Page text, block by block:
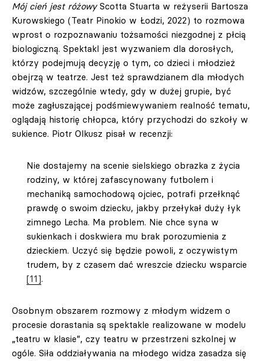
Mój cień jest różowyScotta Stuarta w reżyserii Bartosza
Kurowskiego (Teatr Pinokio w Łodzi, 2022) to rozmowa
wprost o rozpoznawaniu tożsamości niezgodnej z płcią
biologiczną. Spektakl jest wyzwaniem dla dorosłych,
którzy podejmują decyzję o tym, co dzieci i młodzież
obejrzą w teatrze. Jest też sprawdzianem dla młodych
widzów, szczególnie wtedy, gdy w dużej grupie, być
może zagłuszającej podśmiewywaniem realność tematu,
oglądają historię chłopca, który przychodzi do szkoły w
sukience. Piotr Olkusz pisał w recenzji:
Nie dostajemy na scenie sielskiego obrazka z życia
rodziny, w której zafascynowany futbolem i
mechaniką samochodową ojciec, potrafi przełknąć
prawdę o swoim dziecku, jakby przełykał duży łyk
zimnego Lecha. Ma problem. Nie chce syna w
sukienkach i doskwiera mu brak porozumienia z
dzieckiem. Uczyć się będzie powoli, z oczywistym
trudem, by z czasem dać wreszcie dziecku wsparcie
[11].
Osobnym obszarem rozmowy z młodym widzem o
procesie dorastania są spektakle realizowane w modelu
„teatru w klasie”, czy teatru w przestrzeni szkolnej w
ogóle. Siła oddziaływania na młodego widza zasadza się